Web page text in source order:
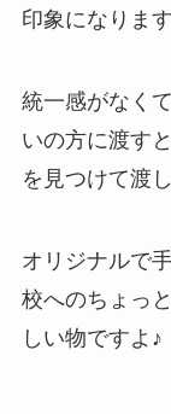
印象になります
統一感がなく
いの方に渡す
を見つけて渡
オリジナルで
校へのちょっ
しい物ですよ♪